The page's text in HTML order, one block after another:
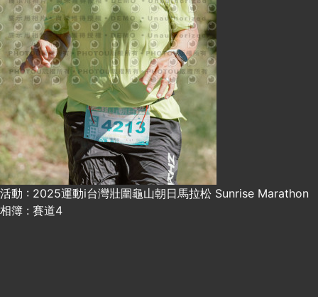
活動 : 2025運動i台灣壯圍龜山朝日馬拉松 Sunrise Marathon
相簿 : 賽道4